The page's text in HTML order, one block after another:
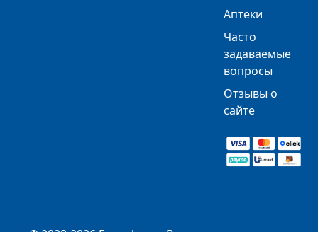
Аптеки
Часто
задаваемые
вопросы
Отзывы о
сайте